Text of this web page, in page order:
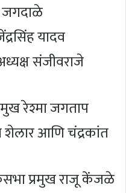
यादव
संजीवराजे
रेश्मा जगताप
शेलार आणि चंद्रकांत
प्रमुख राजू केंजळे